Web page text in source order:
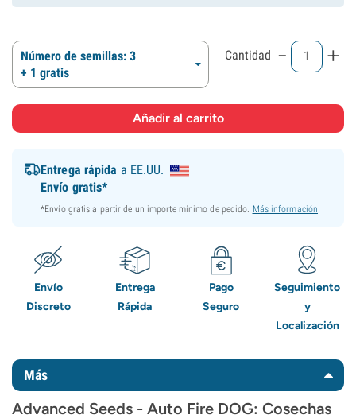
Número de semillas: 3
+ 1 gratis
Cantidad - +
Entrega rápida a EE.UU.
Envío gratis*
*Envío gratis a partir de un importe mínimo de pedido. Más información
Envío
Discreto
Entrega
Rápida
Pago
Seguro
Seguimiento
y
Localización
Más
Advanced Seeds - Auto Fire DOG: Cosechas